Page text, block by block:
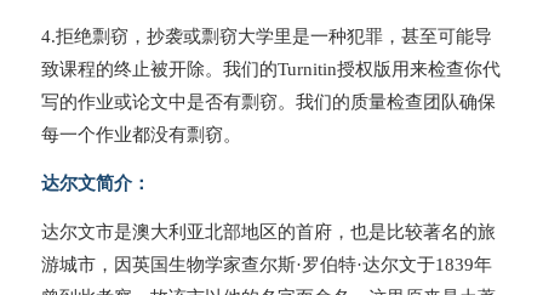
4.拒绝剽窃，抄袭或剽窃大学里是一种犯罪，甚至可能导
致课程的终止被开除。我们的Turnitin授权版用来检查你代
写的作业或论文中是否有剽窃。我们的质量检查团队确保
每一个作业都没有剽窃。
达尔文简介：
达尔文市是澳大利亚北部地区的首府，也是比较著名的旅
游城市，因英国生物学家查尔斯·罗伯特·达尔文于1839年